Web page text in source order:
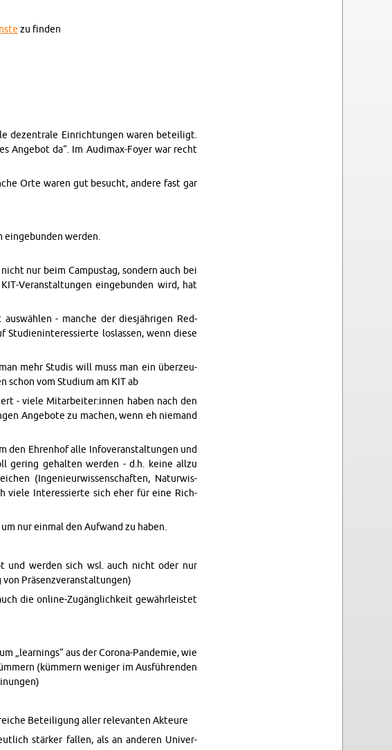
zu finden
dezen­trale Ein­rich­tun­gen waren beteiligt.
Ange­bot da“. Im Au­di­max-Foyer war recht
Orte waren gut be­sucht, an­dere fast gar
einge­bun­den wer­den.
nur beim Cam­pustag, son­dern auch bei
Ve­r­anstal­tun­gen einge­bun­den wird, hat
- manche der diesjähri­gen Red­
Stu­di­en­in­ter­essierte loslassen, wenn diese
mehr Studis will muss man ein überzeu­
schon vom Studium am KIT ab
- viele Mi­tar­beiter:innen haben nach den
Ange­bote zu machen, wenn eh nie­mand
den Ehren­hof alle In­fover­anstal­tun­gen und
ger­ing gehal­ten wer­den - d.h. keine allzu
(In­ge­nieur­wis­senschaften, Natur­wis­
viele In­ter­essierte sich eher für eine Rich­
nur ein­mal den Aufwand zu haben.
und wer­den sich wsl. auch nicht oder nur
Präsen­zver­anstal­tun­gen)
die on­line-Zugänglichkeit gewährleis­tet
„learn­ings“ aus der Corona-Pan­demie, wie
(kümmern weniger im Ausführen­den
Beteili­gung aller rel­e­van­ten Ak­teure
stärker fallen, als an an­deren Uni­ver­